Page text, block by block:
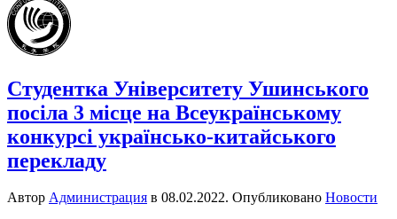
Студентка Університету Ушинського
посіла 3 місце на Всеукраїнському
конкурсі українсько-китайського
перекладу
Автор Администрация в 08.02.2022. Опубликовано Новости